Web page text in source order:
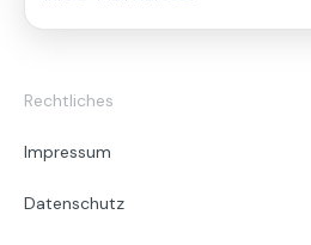
Rechtliches
Impressum
Datenschutz